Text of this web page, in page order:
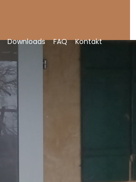
Downloads FAQ Kontakt